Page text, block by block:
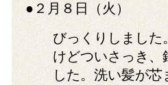
●２月８日（火）
びっくりしまし
けどついさっき
した。洗い髪が